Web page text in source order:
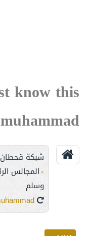
know this
شبكة
> المجالس
وسلم